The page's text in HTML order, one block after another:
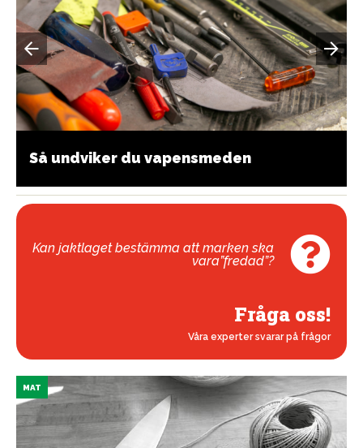
Så undviker du vapensmeden
Kan jaktlaget bestämma att marken ska
vara”fredad”?
Fråga oss!
Våra experter svarar på frågor
MAT